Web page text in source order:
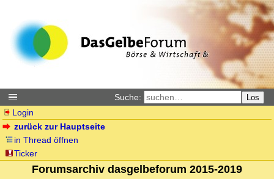
Suche: Los
Login
zurück zur Hauptseite
in Thread öffnen
Ticker
Forumsarchiv dasgelbeforum 2015-2019